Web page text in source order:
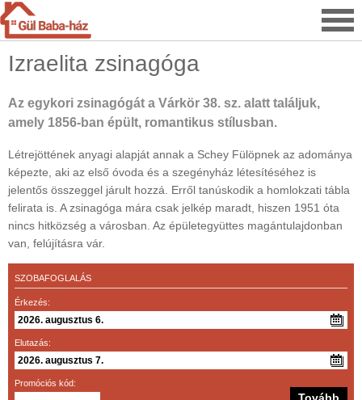
Izraelita zsinagóga
Az egykori zsinagógát a Várkör 38. sz. alatt találjuk,
amely 1856-ban épült, romantikus stílusban.
Létrejöttének anyagi alapját annak a Schey Fülöpnek az adománya
képezte, aki az első óvoda és a szegényház létesítéséhez is
jelentős összeggel járult hozzá. Erről tanúskodik a homlokzati tábla
felirata is. A zsinagóga mára csak jelkép maradt, hiszen 1951 óta
nincs hitközség a városban. Az épületegyüttes magántulajdonban
van, felújításra vár.
SZOBAFOGLALÁS
Érkezés:
Elutazás:
Promóciós kód: